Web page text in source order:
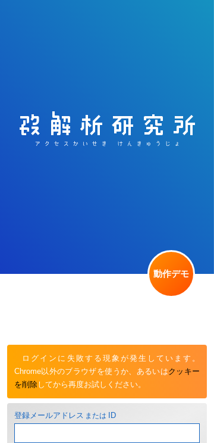
動作デモ
ログインに失敗する現象が発生しています。
Chrome以外のブラウザを使うか、あるいはクッキー
を削除してから再度お試しください。
登録メールアドレス または ID